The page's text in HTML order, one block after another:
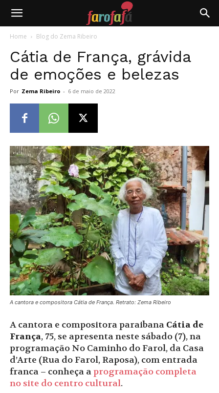
Farofafá
Home Blog do Zema Ribeiro
Cátia de França, grávida
de emoções e belezas
Por Zema Ribeiro - 6 de maio de 2022
A cantora e compositora Cátia de França. Retrato: Zema Ribeiro
A cantora e compositora paraibana Cátia de
França, 75, se apresenta neste sábado (7), na
programação No Caminho do Farol, da Casa
d’Arte (Rua do Farol, Raposa), com entrada
franca – conheça aprogramação completa
no site do centro cultural.